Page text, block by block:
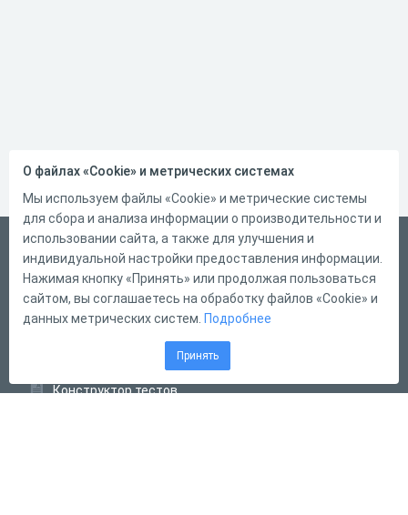
Русский
Справка
Форма обратной связи
Конструктор тестов
О файлах «Cookie» и метрических системах
Мы используем файлы «Cookie» и метрические системы
для сбора и анализа информации о производительности и
использовании сайта, а также для улучшения и
индивидуальной настройки предоставления информации.
Нажимая кнопку «Принять» или продолжая пользоваться
сайтом, вы соглашаетесь на обработку файлов «Cookie» и
данных метрических систем. Подробнее
Принять